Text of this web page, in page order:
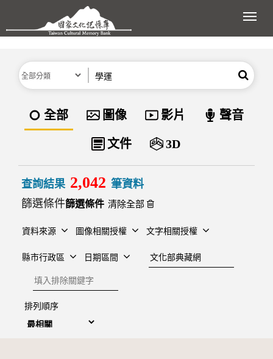
跳到主要內容區塊
展
分類 搜尋
資料類型
全部 圖像 影片 聲音
文件 3D
查詢結果 2,042 筆資料
篩選條件
清除全部
資料來源 圖像相關授權 文字相關授權
縣市行政區 日期區間
建檔單位
排除關鍵字
排列順序